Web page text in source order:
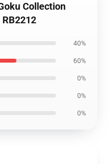
Collection
40%
60%
0%
0%
0%